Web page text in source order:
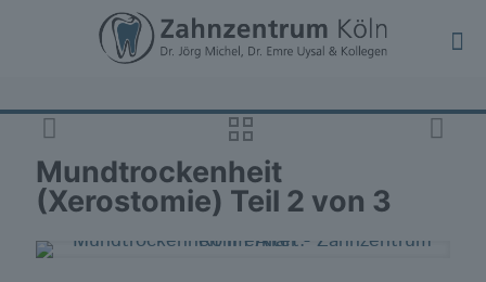
Mundtrockenheit
(Xerostomie) Teil 2 von 3